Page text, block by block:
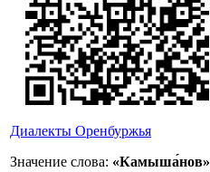
Диалекты Оренбуржья
Значение слова: «Камыша́нов»